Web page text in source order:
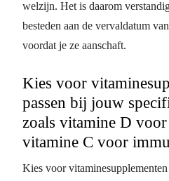
welzijn. Het is daarom
besteden aan de vervaldatum
voordat je ze aanschaft.
Kies voor
passen bij jouw
zoals vitamine D
vitamine C voor
Kies voor